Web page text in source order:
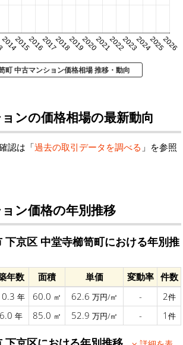
2014201520162017201820192020202120222023202420252026
町 中古マンション価格相場 推移・動向
ンの価格相場の最新動向
認は「過去の取引データを調べる 」を参照
ン価格の年別推移
下京区 中堂寺櫛笥町における年別推
年数 面積 単価 変動率 件数
年 60.0 ㎡ 62.6 万円/㎡ - 2件
6.0 年 85.0 ㎡ 52.9 万円/㎡ - 1 件